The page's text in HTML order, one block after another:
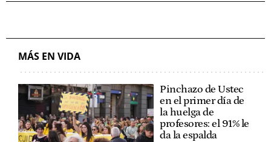
MÁS EN VIDA
Pinchazo de Ustec
en el primer día de
la huelga de
profesores: el 91% le
da la espalda